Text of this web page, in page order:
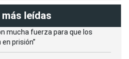
más leídas
mucha fuerza para que los
prisión”